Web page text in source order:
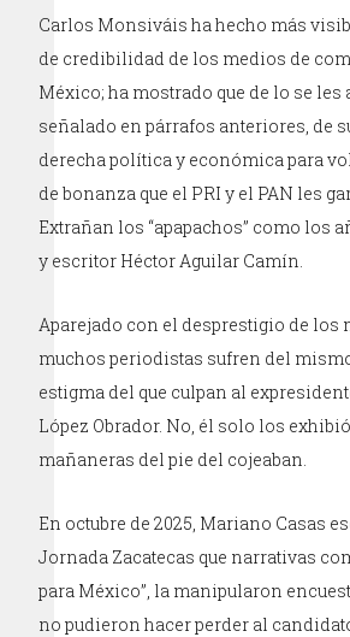
Carlos Monsiváis ha hecho más
de credibilidad de los medios de
México; ha mostrado que de lo se les
señalado en párrafos anteriores, de
derecha política y económica para
de bonanza que el PRI y el PAN les
Extrañan los “apapachos” como los
y escritor Héctor Aguilar Camín.
Aparejado con el desprestigio de los
muchos periodistas sufren del
estigma del que culpan al
López Obrador. No, él solo los
mañaneras del pie del cojeaban.
En octubre de 2025, Mariano Casas
Jornada Zacatecas que narrativas
para México”, la manipularon
no pudieron hacer perder al